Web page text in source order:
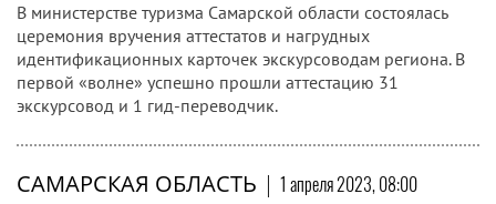
В министерстве туризма Самарской области состоялась
церемония вручения аттестатов и нагрудных
идентификационных карточек экскурсоводам региона. В
первой «волне» успешно прошли аттестацию 31
экскурсовод и 1 гид-переводчик.
САМАРСКАЯ ОБЛАСТЬ | 1 апреля 2023, 08:00